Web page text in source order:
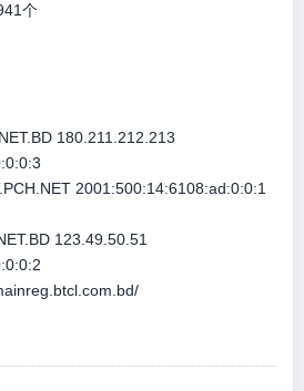
个
180.211.212.213
2001:500:14:6108:ad:0:0:1
123.49.50.51